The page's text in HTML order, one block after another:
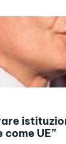
UE”